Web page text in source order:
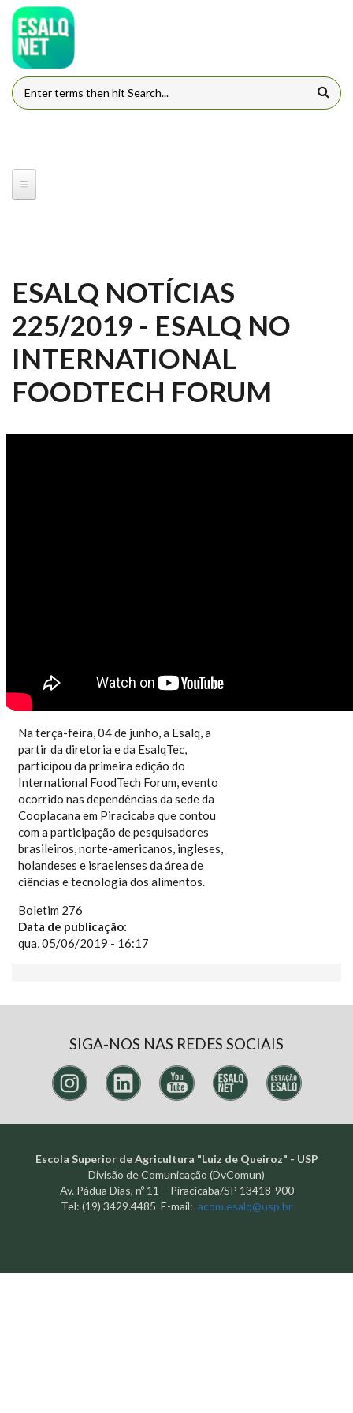
Pular para o conteúdo principal
FORMULÁRIO DE BUSCA
ESALQ NOTÍCIAS
225/2019 - ESALQ NO
INTERNATIONAL
FOODTECH FORUM
Na terça-feira, 04 de junho, a Esalq, a
partir da diretoria e da EsalqTec,
participou da primeira edição do
International FoodTech Forum, evento
ocorrido nas dependências da sede da
Cooplacana em Piracicaba que contou
com a participação de pesquisadores
brasileiros, norte-americanos, ingleses,
holandeses e israelenses da área de
ciências e tecnologia dos alimentos.
Boletim 276
Data de publicação:
qua, 05/06/2019 - 16:17
SIGA-NOS NAS REDES SOCIAIS
Escola Superior de Agricultura "Luiz de Queiroz" - USP
Divisão de Comunicação (DvComun)
Av. Pádua Dias, nº 11 – Piracicaba/SP 13418-900
Tel: (19) 3429.4485 E-mail: acom.esalq@usp.br